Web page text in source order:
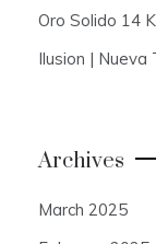
Oro Solido 14
Ilusion |
Archives
March 2025